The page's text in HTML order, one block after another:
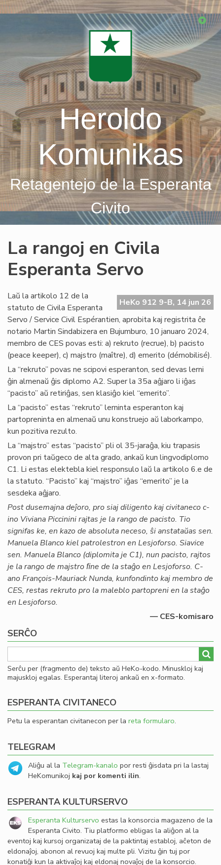
Skip
Heroldo
Komunikas
Retagentejo de la Esperanta
Civito
La rangoj en Civila
Esperanta Servo
HeKo 912 9-B, 14 jun 26
Laŭ la artikolo 12 de la
statuto de Civila Esperanta
Servo / Service Civil Espérantien, aprobita kaj registrita ĉe
notario Martin Sindabizera en Bujumburo, 10 januaro 2024,
membro de CES povas esti: a) rekruto (recrue), b) pacisto
(peace keeper), c) majstro (maître), d) emerito (démobilisé).
La “rekruto” povas ne scipovi esperanton, sed devas lerni
ĝin almenaŭ ĝis diplomo A2. Super la 35a aĝjaro li iĝas
“pacisto” aŭ retiriĝas, sen klasiĝo kiel “emerito”.
La “pacisto” estas “rekruto” lerninta esperanton kaj
partopreninta en almenaŭ unu konstruejo aŭ laborkampo,
kun pozitiva rezulto.
La “majstro” estas “pacisto” pli ol 35-jaraĝa, kiu trapasis
provon pri taŭgeco de alta grado, ankaŭ kun lingvodiplomo
C1. Li estas elektebla kiel responsulo laŭ la artikolo 6.e de
la statuto. “Pacisto” kaj “majstro” iĝas “emerito” je la
sesdeka aĝjaro.
Post dusemajna deĵoro, pro siaj diligento kaj civitaneco c-
ino Viviana Piccinini rajtas je la rango de pacisto. Tio
signifas ke, en kazo de absoluta neceso, ŝi anstataŭas sen.
Manuela Blanco kiel patrolestron en Lesjoforso. Siavice
sen. Manuela Blanco (diplomita je C1), nun pacisto, rajtos
je la rango de majstro ﬁne de la staĝo en Lesjoforso. C-
ano François-Mauriack Nunda, kunfondinto kaj membro de
CES, restas rekruto pro la maleblo partopreni en la staĝo
en Lesjoforso.
— CES-komisaro
SERĈO
Serĉu per (fragmento de) teksto aŭ HeKo-kodo. Minuskloj kaj
majuskloj egalas. Esperantaj literoj ankaŭ en x-formato.
ESPERANTA CIVITANECO
Petu la esperantan civitanecon per la reta formularo.
TELEGRAM
Aliĝu al la Telegram-kanalo por resti ĝisdata pri la lastaj
HeKomunikoj kaj por komenti ilin.
ESPERANTA KULTURSERVO
Esperanta Kulturservo estas la konsorcia magazeno de la
Esperanta Civito. Tiu platformo ebligas la aliĝon al la
eventoj kaj kursoj organizataj de la paktintaj establoj, aĉeton de
eldonaĵoj, abonon al revuoj kaj multe pli. Vizitu ĝin tuj por
konatiĝi kun la aktivaĵoj kaj eldonaj novaĵoj de la konsorcio.